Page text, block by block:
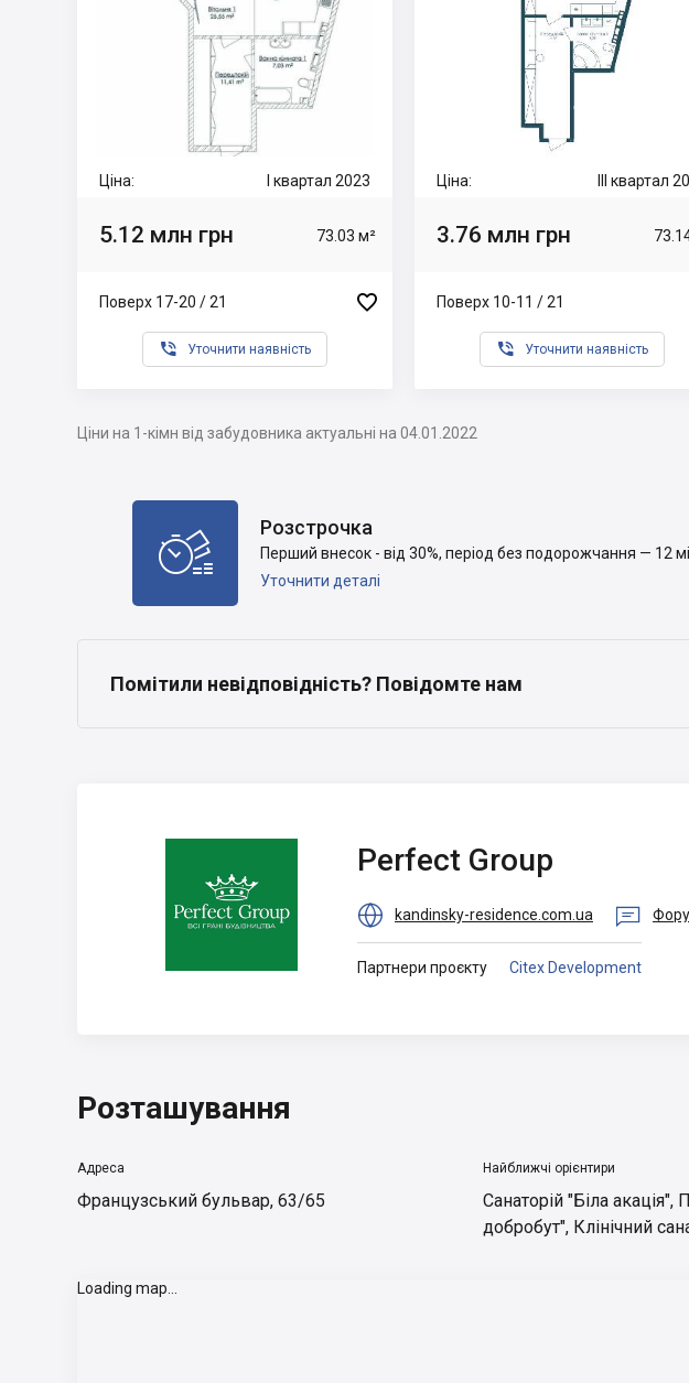
Ціна: I квартал 2023
5.12 млн грн 73.03 м²
Поверх 17-20 / 21 
 Уточнити наявність
Ціна: III квартал
3.76 млн грн
Поверх 10-11 / 21
 Уточнити наявність
Ціни на 1-кімн від забудовника актуальні на 04.01.2022

Розстрочка
Перший внесок - від 30%, період без подорожчання — 12
Уточнити деталі
Помітили невідповідність? Повідомте нам
Perfect Group
 kandinsky-residence.com.ua 
Партнери проєкту Citex Development
Розташування
Адреса
Французський бульвар, 63/65
Найближчі орієнтири
Санаторій "Біла акація",
добробут", Клінічний
Loading map...